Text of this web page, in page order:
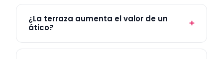
¿La terraza aumenta el valor de un
ático?